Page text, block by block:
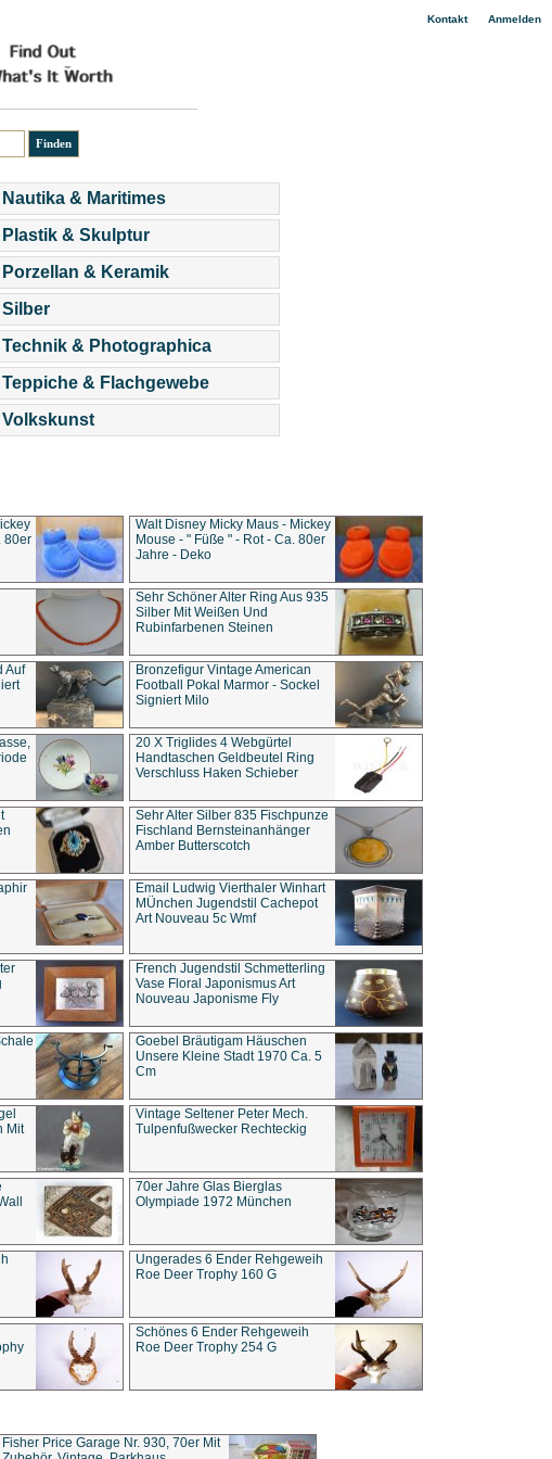
Kontakt| Anmelden
Nautika & Maritimes
Plastik & Skulptur
Porzellan & Keramik
Silber
Technik & Photographica
Teppiche & Flachgewebe
Volkskunst
80er
Walt Disney Micky Maus - Mickey
Mouse - " Füße " - Rot - Ca. 80er
Jahre - Deko
Sehr Schöner Alter Ring Aus 935
Silber Mit Weißen Und
Rubinfarbenen Steinen
Auf
Bronzefigur Vintage American
Football Pokal Marmor - Sockel
Signiert Milo
20 X Triglides 4 Webgürtel
Handtaschen Geldbeutel Ring
Verschluss Haken Schieber
Sehr Alter Silber 835 Fischpunze
Fischland Bernsteinanhänger
Amber Butterscotch
Email Ludwig Vierthaler Winhart
MÜnchen Jugendstil Cachepot
Art Nouveau 5c Wmf
French Jugendstil Schmetterling
Vase Floral Japonismus Art
Nouveau Japonisme Fly
Goebel Bräutigam Häuschen
Unsere Kleine Stadt 1970 Ca. 5
Cm
Mit
Vintage Seltener Peter Mech.
Tulpenfußwecker Rechteckig
70er Jahre Glas Bierglas
Olympiade 1972 München
Ungerades 6 Ender Rehgeweih
Roe Deer Trophy 160 G
Schönes 6 Ender Rehgeweih
Roe Deer Trophy 254 G
Fisher Price Garage Nr. 930, 70er Mit